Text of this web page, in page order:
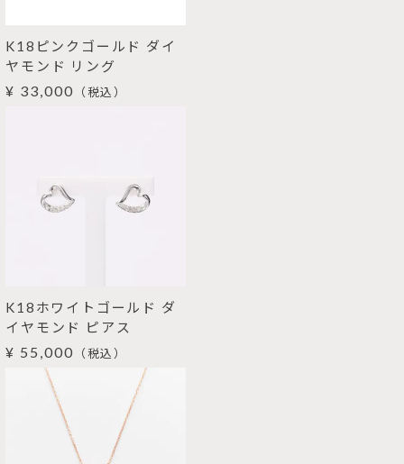
K18ピンクゴールド ダイ
ヤモンド リング
¥ 33,000 （税込）
K18ホワイトゴールド ダ
イヤモンド ピアス
¥ 55,000 （税込）